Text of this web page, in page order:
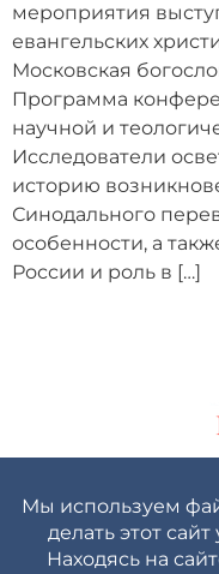
мероприятия
евангельских
Московская
Программа
научной и
Исследователи
историю
Синодального
особенности, а
России и роль в […]
Политика